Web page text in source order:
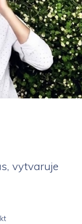
vytvaruje